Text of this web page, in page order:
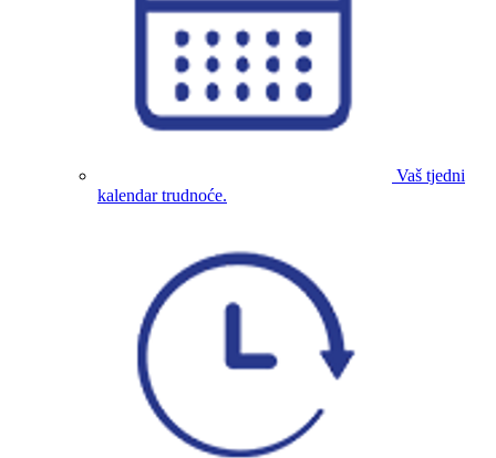
Vaš tjedni
kalendar trudnoće.